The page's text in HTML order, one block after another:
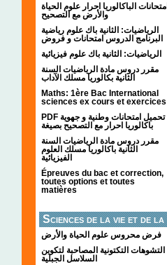
امتحانات الباكالوريا احرار علوم الحياة
والأرض مع التصحيح
الرياضيات: الثانية باك علوم رياضية
البرنامج الدروس امتحانات و فروض
الرياضيات: الثانية باك علوم فيزيائية
مقرر دروس مادة الرياضيات السنة
الثانية بكالوريا مسلك الآداب
Maths: 1ère Bac International
sciences ex cours et exercices
PDF تحميل امتحانات وطنية و جهوية
باكالوريا احرار مع التصحيح بصيغة
مقرر دروس مادة الرياضيات السنة
الثانية باكالوريا مسلك العلوم
الفيزيائية
Épreuves du bac et correction,
toutes options et toutes
matières
Sciences de la vie et de la
terre
فرض محروس علوم الحياة والأرض
التشوهات التكتونیة المصاحبة لتكوین
السلاسل الجبلیة